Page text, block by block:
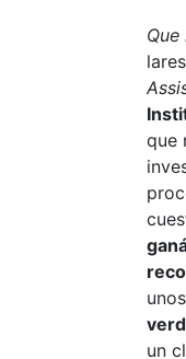
que
un